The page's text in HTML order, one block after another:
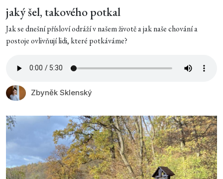
jaký šel, takového potkal
Jak se dnešní přísloví odráží v našem životě a jak naše chování a
postoje ovlivňují lidi, které potkáváme?
Zbyněk Sklenský